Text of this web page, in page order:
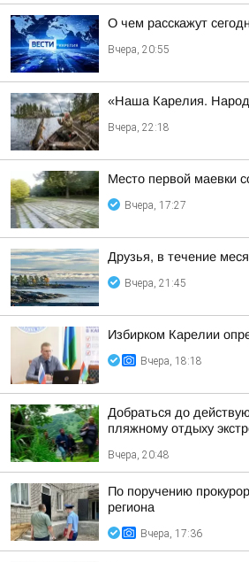
О чем расскажут
Вчера, 20:55
«Наша Карелия.
Вчера, 22:18
Место первой маевки
Вчера, 17:27
Друзья, в течение
Вчера, 21:45
Избирком Карелии
Вчера, 18:18
Добраться до
пляжному отдыху
Вчера, 20:48
По поручению
региона
Вчера, 17:36